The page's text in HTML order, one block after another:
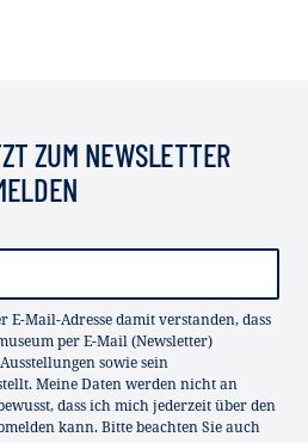
ZUM NEWSLETTER
Mail-Adresse damit verstanden, dass
per E-Mail (Newsletter)
sowie sein
Meine Daten werden nicht an
dass ich mich jederzeit über den
kann. Bitte beachten Sie auch